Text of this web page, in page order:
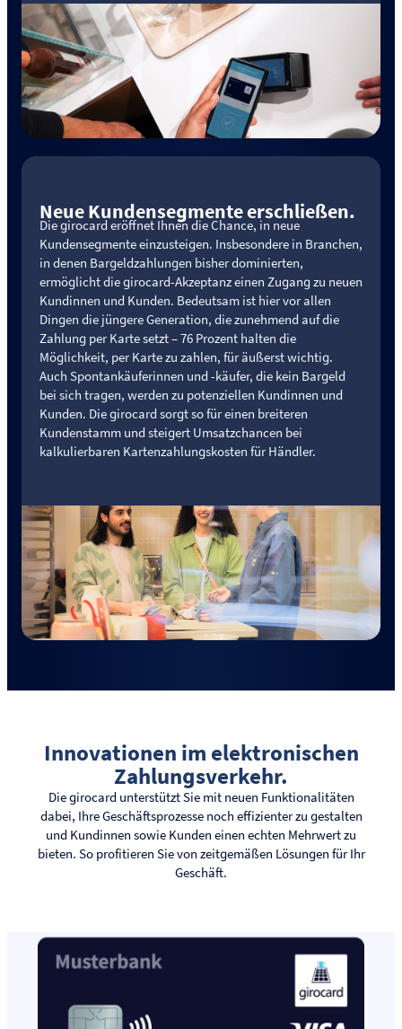
Neue Kundensegmente erschließen.
Die girocard eröffnet Ihnen die Chance, in neue
Kundensegmente einzusteigen. Insbesondere in Branchen,
in denen Bargeldzahlungen bisher dominierten,
ermöglicht die girocard-Akzeptanz einen Zugang zu neuen
Kundinnen und Kunden. Bedeutsam ist hier vor allen
Dingen die jüngere Generation, die zunehmend auf die
Zahlung per Karte setzt – 76 Prozent halten die
Möglichkeit, per Karte zu zahlen, für äußerst wichtig.
Auch Spontankäuferinnen und -käufer, die kein Bargeld
bei sich tragen, werden zu potenziellen Kundinnen und
Kunden. Die girocard sorgt so für einen breiteren
Kundenstamm und steigert Umsatzchancen bei
kalkulierbaren Kartenzahlungskosten für Händler.
Innovationen im elektronischen
Zahlungsverkehr.
Die girocard unterstützt Sie mit neuen Funktionalitäten
dabei, Ihre Geschäftsprozesse noch effizienter zu gestalten
und Kundinnen sowie Kunden einen echten Mehrwert zu
bieten. So profitieren Sie von zeitgemäßen Lösungen für Ihr
Geschäft.